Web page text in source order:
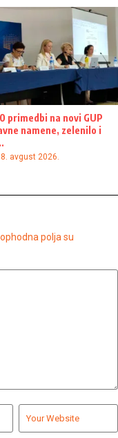
primedbi na novi GUP
namene, zelenilo i
avgust 2026.
polja su